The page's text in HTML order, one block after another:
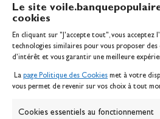
Le site
cookies
En cliquant sur "J'accepte tout", vous acceptez
technologies similaires pour vous proposer
d’intérêt et vous garantir une meilleure
La page Politique des Cookies met à votre
vous permet de revenir sur vos choix à tout
Cookies essentiels au fonctionnement
Inscription serveur
Contact
Politique des cookies
Banque de la voile